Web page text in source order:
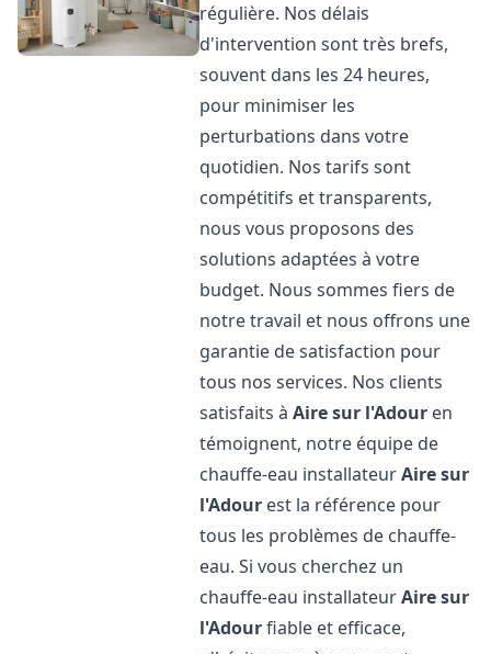
régulière. Nos délais
d'intervention sont très brefs,
souvent dans les 24 heures,
pour minimiser les
perturbations dans votre
quotidien. Nos tarifs sont
compétitifs et transparents,
nous vous proposons des
solutions adaptées à votre
budget. Nous sommes fiers de
notre travail et nous offrons une
garantie de satisfaction pour
tous nos services. Nos clients
satisfaits àAire sur l'Adour en
témoignent, notre équipe de
chauffe-eau installateurAire sur
l'Adour est la référence pour
tous les problèmes de chauffe-
eau. Si vous cherchez un
chauffe-eau installateurAire sur
l'Adourfiable et efficace,